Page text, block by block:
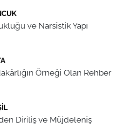
ve Narsistik Yapı
Örneği Olan Rehber
Diriliş ve Müjdeleniş